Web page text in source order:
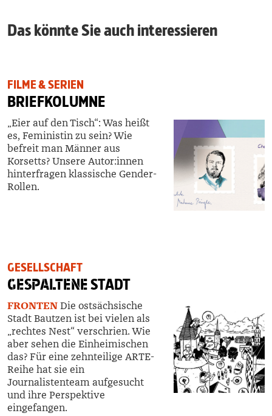
Das könnte Sie auch interessieren
FILME & SERIEN
BRIEFKOLUMNE
„Eier auf den Tisch“: Was heißt
es, Feministin zu sein? Wie
befreit man Männer aus
Korsetts? Unsere Autor:innen
hinterfragen klassische Gender-
Rollen.
GESELLSCHAFT
GESPALTENESTADT
FRONTENDie ostsächsische
Stadt Bautzen ist bei vielen als
„rechtes Nest“ verschrien. Wie
aber sehen die Einheimischen
das? Für eine zehnteilige ARTE-
Reihe hat sie ein
Journalistenteam aufgesucht
und ihre Perspektive
eingefangen.